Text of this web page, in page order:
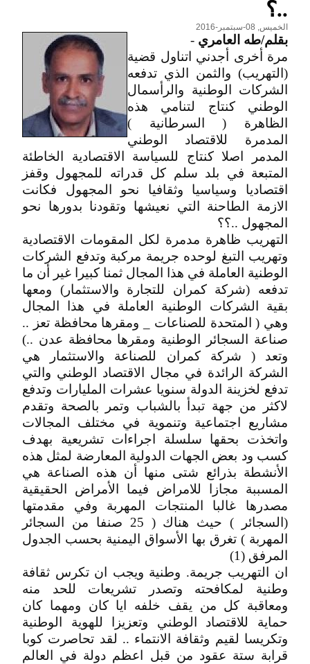
..؟
الخميس, 08-سبتمبر-2016
بقلم/طه العامري -
مرة أخرى أجدني اتناول قضية
(التهريب) والثمن الذي تدفعه
الشركات الوطنية والرأسمال
الوطني كنتاج لتنامي هذه
الظاهرة ( السرطانية )
المدمرة للاقتصاد الوطني
المدمر اصلا كنتاج للسياسة الاقتصادية الخاطئة
المتبعة في بلد سلم كل قدراته للمجهول وقفز
اقتصاديا وسياسيا وثقافيا نحو المجهول فكانت
الازمة الطاحنة التي نعيشها وتقودنا بدورها نحو
المجهول ..؟؟
التهريب ظاهرة مدمرة لكل المقومات الاقتصادية
وتهريب التبغ لوحده جريمة مركبة وتدفع الشركات
الوطنية العاملة في هذا المجال ثمنا كبيرا غير أن ما
تدفعه (شركة كمران للتجارة والاستثمار) ومعها
بقية الشركات الوطنية العاملة في هذا المجال
وهي ( المتحدة للصناعات _ ومقرها محافظة تعز ..
صناعة السجائر الوطنية ومقرها محافظة عدن ..)
وتعد ( شركة كمران للصناعة والاستثمار هي
الشركة الرائدة في مجال الاقتصاد الوطني والتي
تدفع لخزينة الدولة سنويا عشرات المليارات وتدفع
لاكثر من جهة تبدأ بالشباب وتمر بالصحة وتقدم
مشاريع اجتماعية وتنموية في مختلف المجالات
واتخذت بحقها سلسلة اجراءات تشريعية بهدف
كسب ود بعض الجهات الدولية المعارضة لمثل هذه
الأنشطة بذرائع شتى منها أن هذه الصناعة هي
المسببة مجازا للامراض فيما الأمراض الحقيقية
مصدرها غالبا المنتجات المهربة وفي مقدمتها
(السجائر ) حيث هناك ( 25 صنفا من السجائر
المهربة ) تغرق بها الأسواق اليمنية بحسب الجدول
المرفق (1)
ان التهريب جريمة. وطنية ويجب ان تكرس ثقافة
وطنية لمكافحته وتصدر تشريعات للحد منه
ومعاقبة كل من يقف خلفه ايا كان ومهما كان
حماية للاقتصاد الوطني وتعزيزا للهوية الوطنية
وتكريسا لقيم وثقافة الانتماء .. لقد تحاصرت كوبا
قرابة ستة عقود من قبل اعظم دولة في العالم